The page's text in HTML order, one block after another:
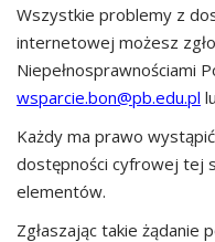
Wszystkie problemy z
internetowej możesz
Niepełnosprawnościami
wsparcie.bon@pb.edu.pl
Każdy ma prawo
dostępności cyfrowej tej
elementów.
Zgłaszając takie żądanie